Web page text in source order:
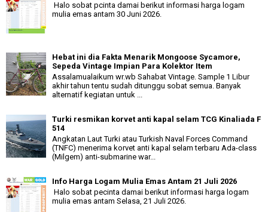
Halo sobat pcinta damai berikut informasi harga logam
mulia emas antam 30 Juni 2026.
Hebat ini dia Fakta Menarik Mongoose Sycamore,
Sepeda Vintage Impian Para Kolektor Item
Assalamualaikum wr.wb Sahabat Vintage. Sample 1 Libur
akhir tahun tentu sudah ditunggu sobat semua. Banyak
alternatif kegiatan untuk ...
Turki resmikan korvet anti kapal selam TCG Kinaliada F
514
Angkatan Laut Turki atau Turkish Naval Forces Command
(TNFC) menerima korvet anti kapal selam terbaru Ada-class
(Milgem) anti-submarine war...
Info Harga Logam Mulia Emas Antam 21 Juli 2026
Halo sobat pecinta damai berikut informasi harga logam
mulia emas antam Selasa, 21 Juli 2026.